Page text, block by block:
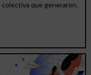
que generaron.